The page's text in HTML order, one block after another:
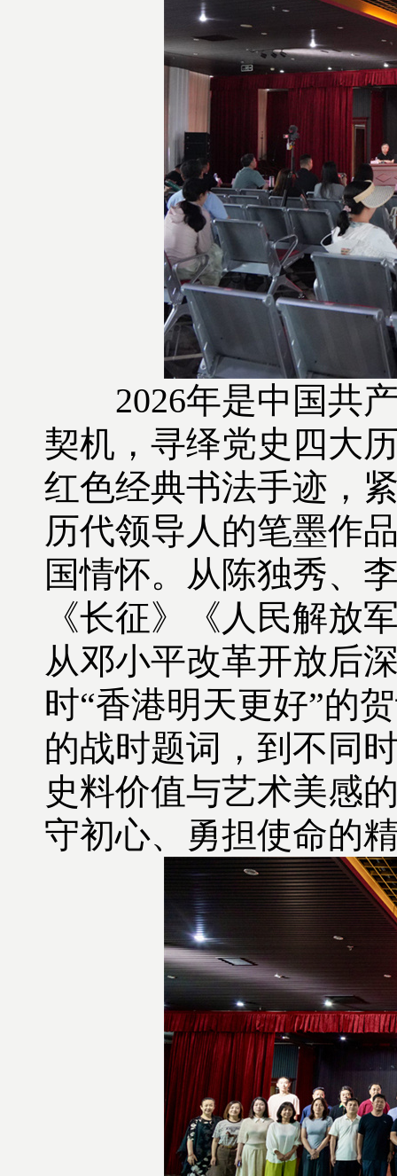
2026年是中国共产
契机，寻绎党史四大
红色经典书法手迹，
历代领导人的笔墨作
国情怀。从陈独秀、
《长征》《人民解放
从邓小平改革开放后
时“香港明天更好”的
的战时题词，到不同
史料价值与艺术美感
守初心、勇担使命的